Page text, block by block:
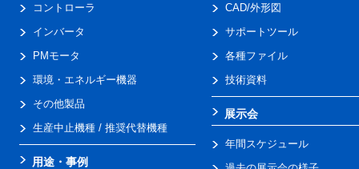
コントローラ
インバータ
PMモータ
環境・エネルギー機器
その他製品
生産中止機種 / 推奨代替機種
用途・事例
CAD/外形図
サポートツール
各種ファイル
技術資料
展示会
年間スケジュール